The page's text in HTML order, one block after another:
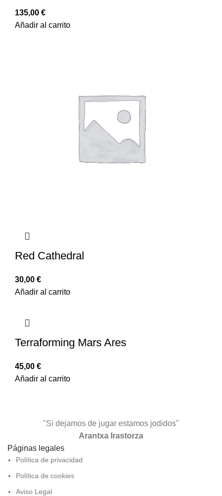
135,00 €
Añadir al carrito
Red Cathedral
30,00 €
Añadir al carrito
Terraforming Mars Ares
45,00 €
Añadir al carrito
"Si dejamos de jugar estamos jodidos"
Arantxa Irastorza
Páginas legales
Política de privacidad
Política de cookies
Aviso Legal